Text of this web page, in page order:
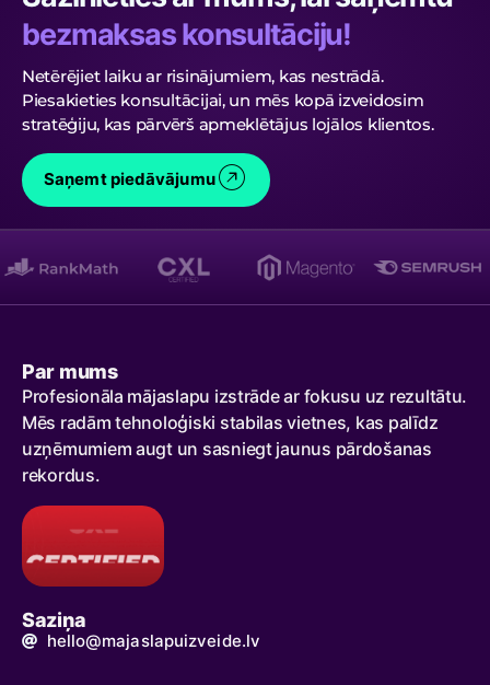
bezmaksas konsultāciju!
Netērējiet laiku ar risinājumiem, kas nestrādā.
Piesakieties konsultācijai, un mēs kopā izveidosim
stratēģiju, kas pārvērš apmeklētājus lojālos klientos.
Saņemt piedāvājumu
Par mums
Profesionāla mājaslapu izstrāde ar fokusu uz rezultātu.
Mēs radām tehnoloģiski stabilas vietnes, kas palīdz
uzņēmumiem augt un sasniegt jaunus pārdošanas
rekordus.
Saziņa
hello@majaslapuizveide.lv